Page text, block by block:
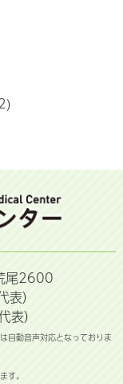
尾2600
）
）
自動音声対応となっておりま
す。